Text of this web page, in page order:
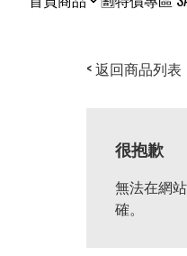
< 返回商品列表
很抱歉
無法在網
確。